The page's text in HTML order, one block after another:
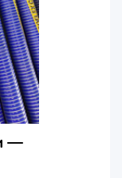
—